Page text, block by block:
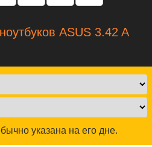
ASUS 3.42 A
указана на его дне.